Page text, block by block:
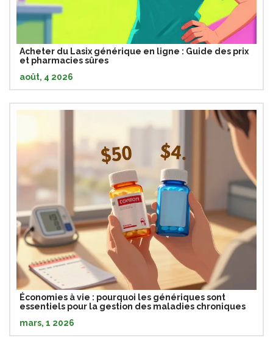
Acheter du Lasix générique en ligne : Guide des prix
et pharmacies sûres
août, 4 2026
Économies à vie : pourquoi les génériques sont
essentiels pour la gestion des maladies chroniques
mars, 1 2026